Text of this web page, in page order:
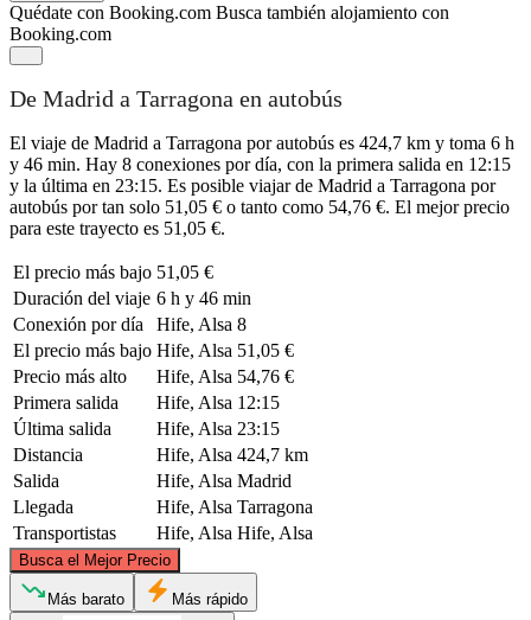
Quédate con Booking.com Busca también alojamiento con
Booking.com
De Madrid a Tarragona en autobús
El viaje de Madrid a Tarragona por autobús es 424,7 km y toma 6 h
y 46 min. Hay 8 conexiones por día, con la primera salida en 12:15
y la última en 23:15. Es posible viajar de Madrid a Tarragona por
autobús por tan solo 51,05 € o tanto como 54,76 €. El mejor precio
para este trayecto es 51,05 €.
El precio más bajo 51,05 €
Duración del viaje 6 h y 46 min
Conexión por día
Hife, Alsa 8
El precio más bajo Hife, Alsa 51,05 €
Precio más alto
Hife, Alsa 54,76 €
Primera salida
Hife, Alsa 12:15
Última salida
Hife, Alsa 23:15
Distancia
Hife, Alsa 424,7 km
Salida
Hife, Alsa Madrid
Llegada
Hife, Alsa Tarragona
Transportistas
Hife, Alsa Hife, Alsa
Busca el Mejor Precio
© CARTO
Más barato Más rápido